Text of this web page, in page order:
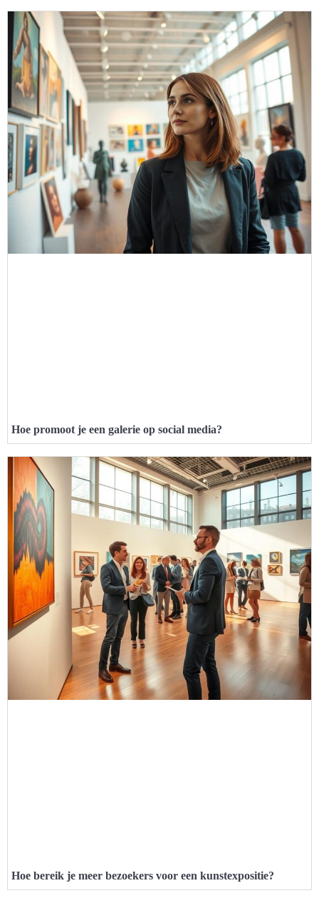
Hoe promoot je een galerie op social media?
Hoe bereik je meer bezoekers voor een kunstexpositie?